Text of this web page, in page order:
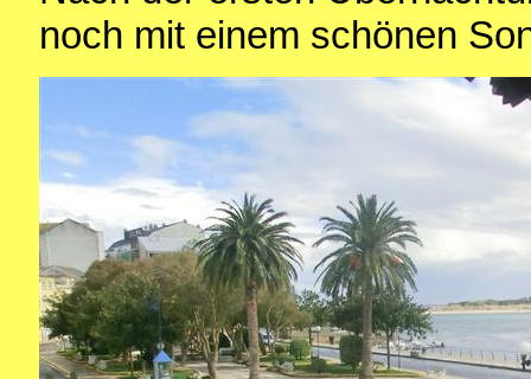
noch mit einem schönen